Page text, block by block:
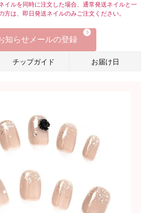
イルを同時に注文した場合、通常発送ネイルと一
方は、即日発送ネイルのみご注文ください。
知らせメールの登録
チップガイド お届け日